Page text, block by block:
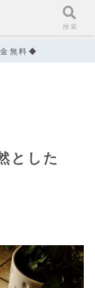
無料◆
とした
検索